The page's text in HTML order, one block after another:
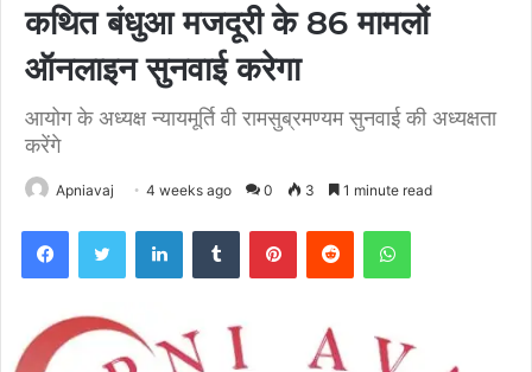
कथित बंधुआ मजदूरी के 86 मामलों
ऑनलाइन सुनवाई करेगा
आयोग के अध्यक्ष न्यायमूर्ति वी रामसुब्रमण्यम सुनवाई की अध्यक्षता
करेंगे
Apniavaj 4 weeks ago 0 3 1 minute read